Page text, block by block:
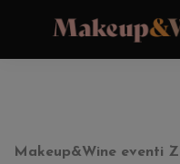
Makeup&Wine eventi